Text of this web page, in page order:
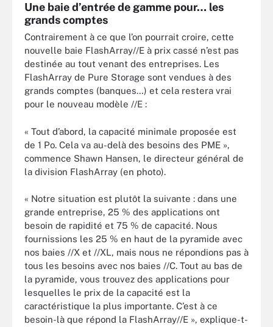
Une baie d’entrée de gamme pour… les
grands comptes
Contrairement à ce que l’on pourrait croire, cette
nouvelle baie FlashArray//E à prix cassé n’est pas
destinée au tout venant des entreprises. Les
FlashArray de Pure Storage sont vendues à des
grands comptes (banques…) et cela restera vrai
pour le nouveau modèle //E :
« Tout d’abord, la capacité minimale proposée est
de 1 Po. Cela va au-delà des besoins des PME »,
commence Shawn Hansen, le directeur général de
la division FlashArray (en photo).
« Notre situation est plutôt la suivante : dans une
grande entreprise, 25 % des applications ont
besoin de rapidité et 75 % de capacité. Nous
fournissions les 25 % en haut de la pyramide avec
nos baies //X et //XL, mais nous ne répondions pas à
tous les besoins avec nos baies //C. Tout au bas de
la pyramide, vous trouvez des applications pour
lesquelles le prix de la capacité est la
caractéristique la plus importante. C’est à ce
besoin-là que répond la FlashArray//E », explique-t-